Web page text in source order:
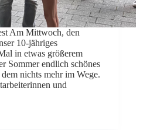
Am Mittwoch, den
10-jähriges
in etwas größerem
Sommer endlich schönes
nichts mehr im Wege.
und